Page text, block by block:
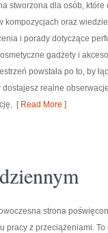
stworzona dla osób,
kompozycjach oraz
i porady dotyczące
gadżety i
powstała po to, by
realne
[ Read More ]
strona
pracy z przeciążeniami.